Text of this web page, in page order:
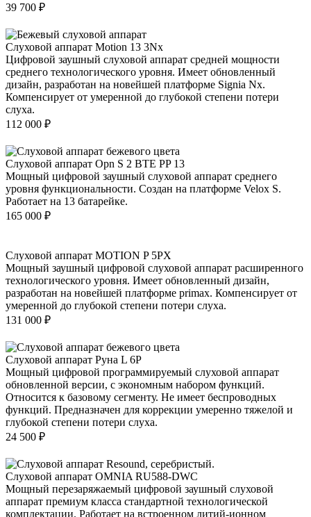
39 700 ₽
Слуховой аппарат Motion 13 3Nx
Цифровой заушный слуховой аппарат средней мощности
среднего технологического уровня. Имеет обновленный
дизайн, разработан на новейшей платформе Signia Nx.
Компенсирует от умеренной до глубокой степени потери
слуха.
112 000 ₽
Слуховой аппарат Opn S 2 BTE PP 13
Мощный цифровой заушный слуховой аппарат среднего
уровня функциональности. Создан на платформе Velox S.
Работает на 13 батарейке.
165 000 ₽
Слуховой аппарат MOTION P 5PX
Мощный заушный цифровой слуховой аппарат расширенного
технологического уровня. Имеет обновленный дизайн,
разработан на новейшей платформе primax. Компенсирует от
умеренной до глубокой степени потери слуха.
131 000 ₽
Слуховой аппарат Руна L 6P
Мощный цифровой программируемый слуховой аппарат
обновленной версии, с экономным набором функций.
Относится к базовому сегменту. Не имеет беспроводных
функций. Предназначен для коррекции умеренно тяжелой и
глубокой степени потери слуха.
24 500 ₽
Слуховой аппарат OMNIA RU588-DWC
Мощный перезаряжаемый цифровой заушный слуховой
аппарат премиум класса стандартной технологической
комплектации. Работает на встроенном литий-ионном